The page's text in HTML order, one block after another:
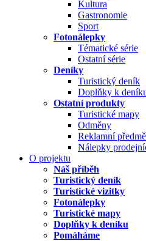
Kultura
Gastronomie
Sport
Fotonálepky
Tématické série
Ostatní série
Deníky
Turistický deník
Doplňky k
Ostatní produkty
Turistické mapy
Odměny
Reklamní
Nálepky
O projektu
Náš příběh
Turistický deník
Turistické vizitky
Fotonálepky
Turistické mapy
Doplňky k deníku
Pomáháme